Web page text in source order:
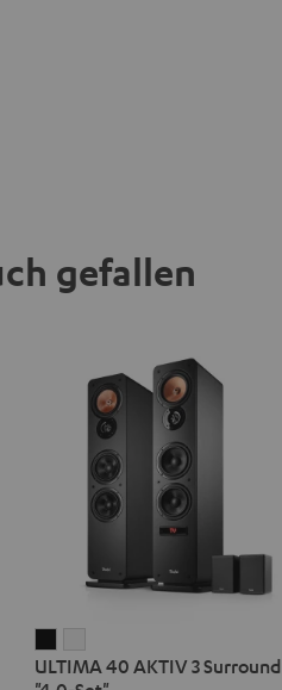
gefallen
40 40
ULTIMA 40 AKTIV 3 Surround